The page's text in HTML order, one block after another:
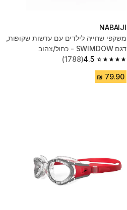
NABAIJI
משקפי שחייה לילדים עם עדשות שקופות,
דגם SWIMDOW - כחול/צהוב
4.5
4.5 out of 5 stars from 1788 reviews
(1788)